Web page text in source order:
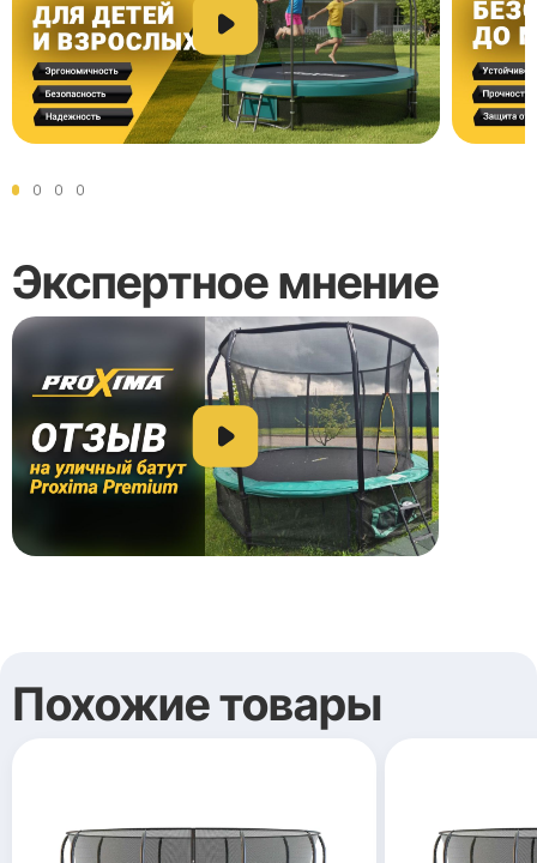
Экспертное мнение
Похожие товары